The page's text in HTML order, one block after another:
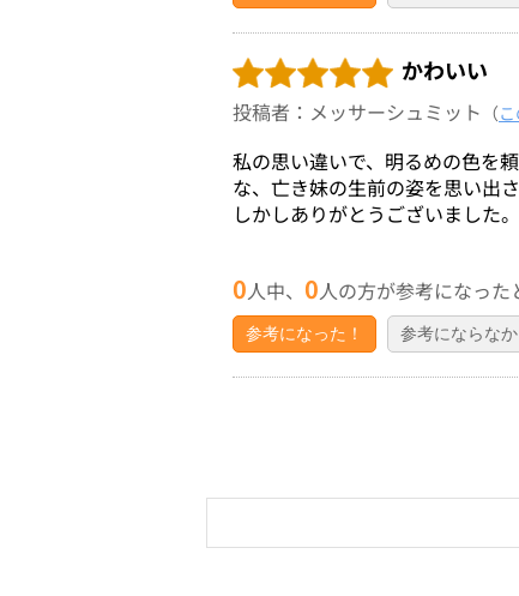
かわいい
投稿者：メッサーシュミット （
私の思い違いで、明るめの色を
な、亡き妹の生前の姿を思い出
しかしありがとうございました。
0人中、 0人の方が参考になった
参考になった！ 参考にならな